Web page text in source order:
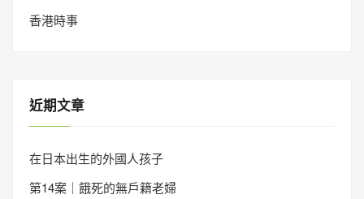
香港時事
近期文章
在日本出生的外國人孩子
第14案｜餓死的無戶籍老婦